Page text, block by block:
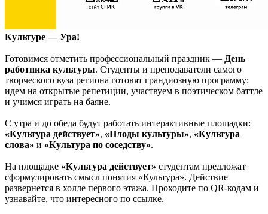
Культуре — Ура!
Готовимся отметить профессиональный праздник — День
работника культуры. Студенты и преподаватели самого
творческого вуза региона готовят грандиозную программу:
идем на открытые репетиции, участвуем в поэтическом баттле
и учимся играть на баяне.
С утра и до обеда будут работать интерактивные площадки:
«Культура действует», «Плоды культуры», «Культура
слова» и «Культура по соседству».
На площадке «Культура действует» студентам предложат
сформулировать смысл понятия «Культура». Действие
развернется в холле первого этажа. Проходите по QR-кодам и
узнавайте, что интересного по ссылке.